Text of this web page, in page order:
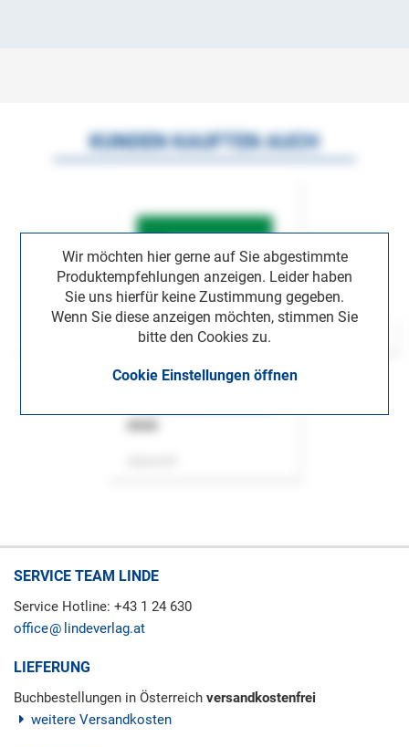
Wir möchten hier gerne auf Sie abgestimmte
Produktempfehlungen anzeigen. Leider haben
Sie uns hierfür keine Zustimmung gegeben.
Wenn Sie diese anzeigen möchten, stimmen Sie
bitte den Cookies zu.
Cookie Einstellungen öffnen
KUNDEN KAUFTEN AUCH
SERVICE TEAM LINDE
Service Hotline: +43 1 24 630
office
lindeverlag.at
LIEFERUNG
Buchbestellungen in Österreich versandkostenfrei
weitere Versandkosten